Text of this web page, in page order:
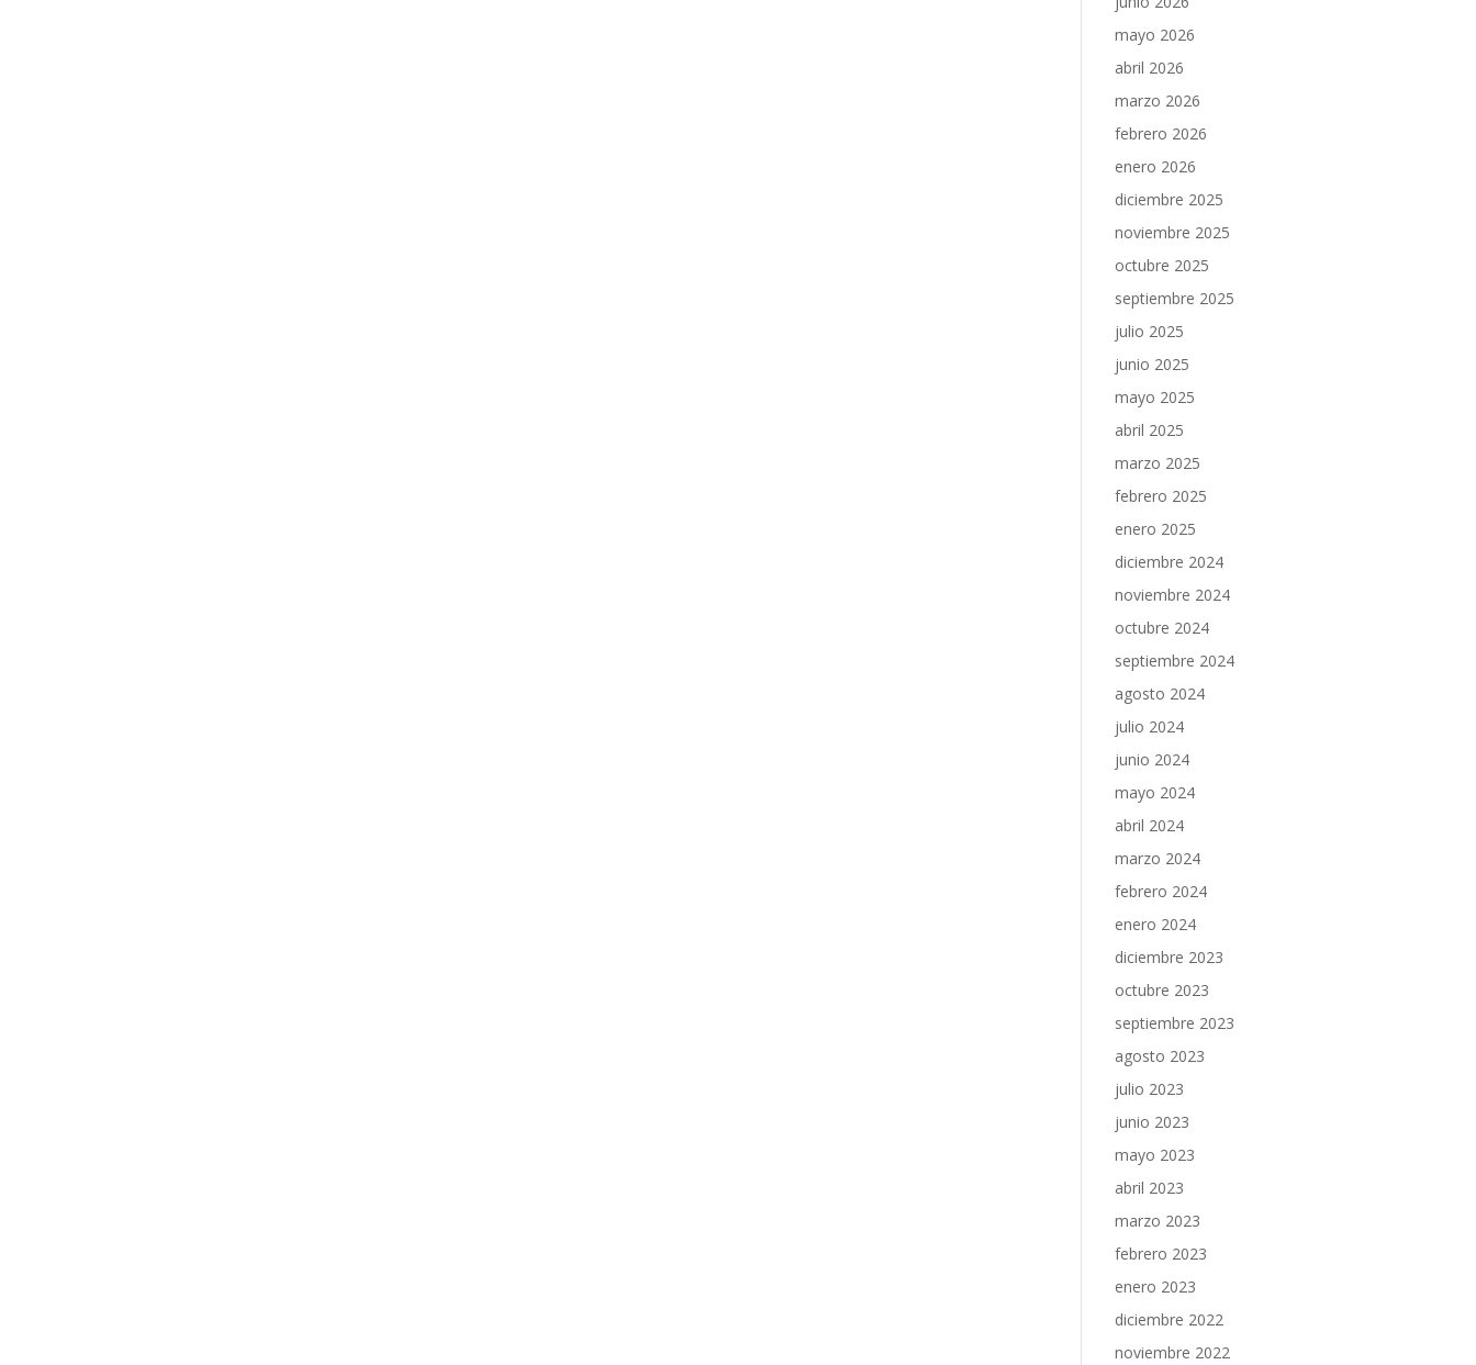
mayo 2026
abril 2026
marzo 2026
febrero 2026
enero 2026
diciembre 2025
noviembre 2025
octubre 2025
septiembre 2025
julio 2025
junio 2025
mayo 2025
abril 2025
marzo 2025
febrero 2025
enero 2025
diciembre 2024
noviembre 2024
octubre 2024
septiembre 2024
agosto 2024
julio 2024
junio 2024
mayo 2024
abril 2024
marzo 2024
febrero 2024
enero 2024
diciembre 2023
octubre 2023
septiembre 2023
agosto 2023
julio 2023
junio 2023
mayo 2023
abril 2023
marzo 2023
febrero 2023
enero 2023
diciembre 2022
noviembre 2022